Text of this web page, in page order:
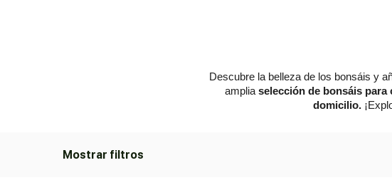
Descubre la belleza de los bonsáis y
amplia selección de bonsáis para
domicilio.
Mostrar filtros